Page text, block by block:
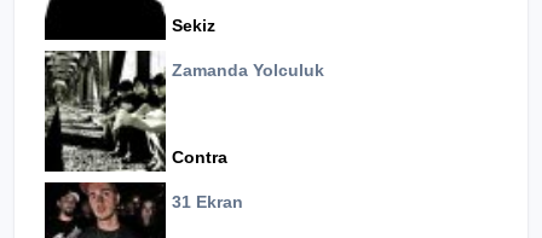
Sekiz
Zamanda Yolculuk
Contra
31 Ekran